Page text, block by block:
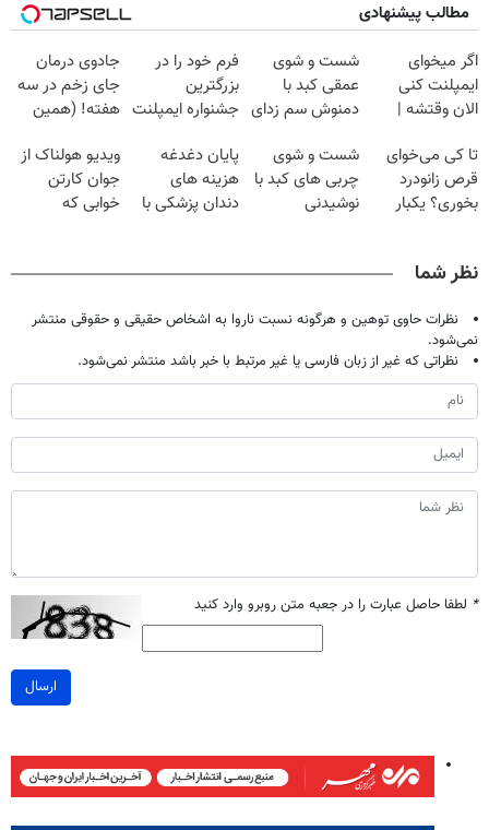
مطالب پیشنهادی
اگر میخوای
ایمپلنت کنی
الان وقتشه |
میلیون تومان!!!
شست و شوی
عمقی کبد با
دمنوش سم زدای
فرم خود را در
بزرگترین
جشنواره ایمپلنت
فقط ۲۵ میلیون
جادوی درمان
جای زخم در سه
هفته! (همین
صحبت کنید)
تا کی می‌خوای
قرص زانودرد
بخوری؟ یکبار
شست و شوی
چربی های کبد با
نوشیدنی
پایان دغدغه
هزینه های
دندان پزشکی با
ویدیو هولناک از
جوان کارتن
خوابی که
نظر شما
نظرات حاوی توهین و هرگونه نسبت ناروا به اشخاص حقیقی و حقوقی منتشر
نمی‌شود.
نظراتی که غیر از زبان فارسی یا غیر مرتبط با خبر باشد منتشر نمی‌شود.
* لطفا حاصل عبارت را در جعبه متن روبرو وارد کنید
ارسال